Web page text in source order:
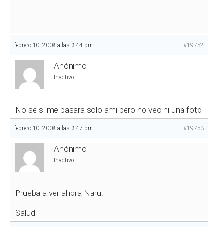
febrero 10, 2008 a las 3:44 pm #19752
Anónimo
Inactivo
No se si me pasara solo ami pero no veo ni una foto
febrero 10, 2008 a las 3:47 pm #19753
Anónimo
Inactivo
Prueba a ver ahora Naru.
Salud.